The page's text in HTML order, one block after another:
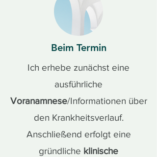
Beim Termin
Ich erhebe zunächst eine
ausführliche
Voranamnese/Informationen über
den Krankheitsverlauf.
Anschließend erfolgt eine
gründliche klinische